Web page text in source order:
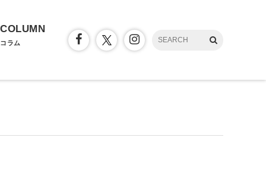
COLUMN
コラム